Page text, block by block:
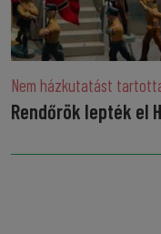
Nem házkutatást
Rendőrök lepték el